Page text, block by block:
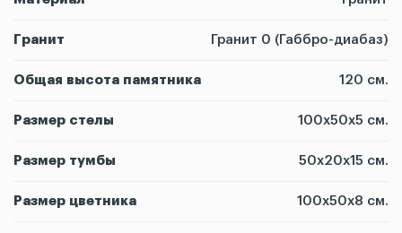
Гранит Гранит 0 (Габбро-диабаз)
Общая высота памятника 120 см.
Размер стелы 100х50х5 см.
Размер тумбы 50х20х15 см.
Размер цветника 100х50х8 см.